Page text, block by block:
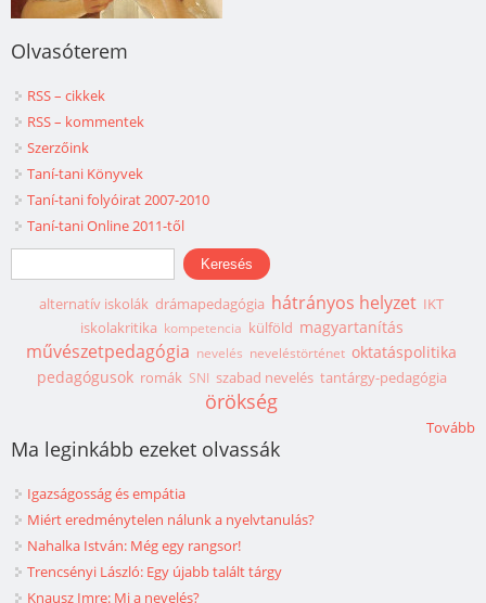
Olvasóterem
RSS – cikkek
RSS – kommentek
Szerzőink
Taní-tani Könyvek
Taní-tani folyóirat 2007-2010
Taní-tani Online 2011-től
Keresés űrlap
Keresés
alternatív iskolák drámapedagógia hátrányos helyzet IKT
iskolakritika kompetencia külföld magyartanítás
művészetpedagógia nevelés neveléstörténet oktatáspolitika
pedagógusok romák SNI szabad nevelés tantárgy-pedagógia
örökség
Tovább
Ma leginkább ezeket olvassák
Igazságosság és empátia
Miért eredménytelen nálunk a nyelvtanulás?
Nahalka István: Még egy rangsor!
Trencsényi László: Egy újabb talált tárgy
Knausz Imre: Mi a nevelés?